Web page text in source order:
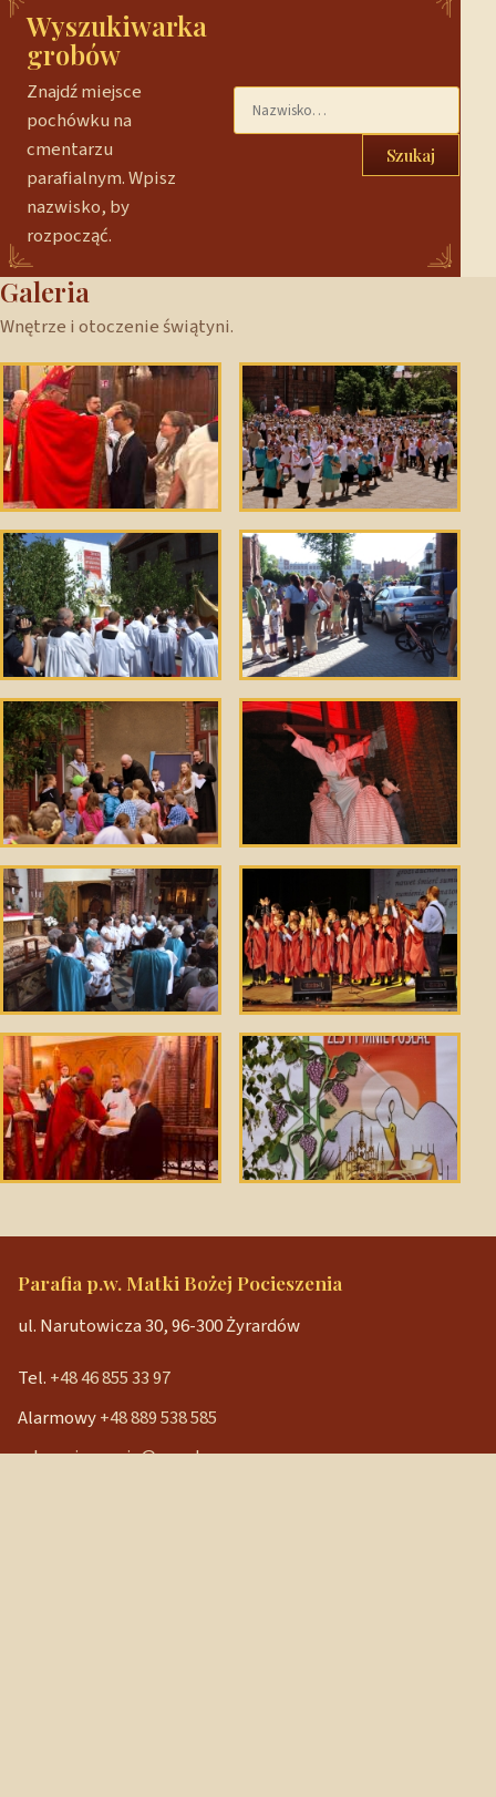
Wyszukiwarka
grobów
Znajdź miejsce
pochówku na
cmentarzu
parafialnym. Wpisz
nazwisko, by
rozpocząć.
Szukaj
Galeria
Wnętrze i otoczenie świątyni.
Parafia p.w. Matki Bożej Pocieszenia
ul. Narutowicza 30, 96-300 Żyrardów
Tel. +48 46 855 33 97
Alarmowy+48 889 538 585
mbpocieszenia@wp.pl